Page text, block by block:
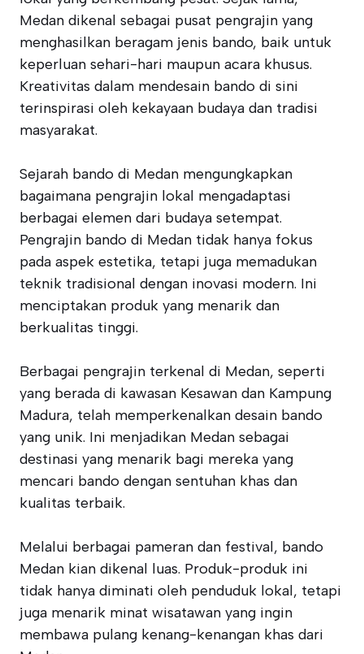
Medan dikenal sebagai pusat pengrajin yang
menghasilkan beragam jenis bando, baik untuk
keperluan sehari-hari maupun acara khusus.
Kreativitas dalam mendesain bando di sini
terinspirasi oleh kekayaan budaya dan tradisi
masyarakat.
Sejarah bando di Medan mengungkapkan
bagaimana pengrajin lokal mengadaptasi
berbagai elemen dari budaya setempat.
Pengrajin bando di Medan tidak hanya fokus
pada aspek estetika, tetapi juga memadukan
teknik tradisional dengan inovasi modern. Ini
menciptakan produk yang menarik dan
berkualitas tinggi.
Berbagai pengrajin terkenal di Medan, seperti
yang berada di kawasan Kesawan dan Kampung
Madura, telah memperkenalkan desain bando
yang unik. Ini menjadikan Medan sebagai
destinasi yang menarik bagi mereka yang
mencari bando dengan sentuhan khas dan
kualitas terbaik.
Melalui berbagai pameran dan festival, bando
Medan kian dikenal luas. Produk-produk ini
tidak hanya diminati oleh penduduk lokal, tetapi
juga menarik minat wisatawan yang ingin
membawa pulang kenang-kenangan khas dari